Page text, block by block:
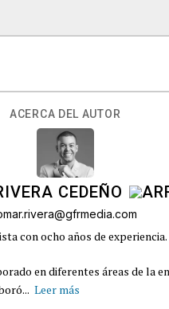
ACERCA DEL AUTOR
CEDEÑO
con ocho años de experiencia.
en diferentes áreas de la
Leer más